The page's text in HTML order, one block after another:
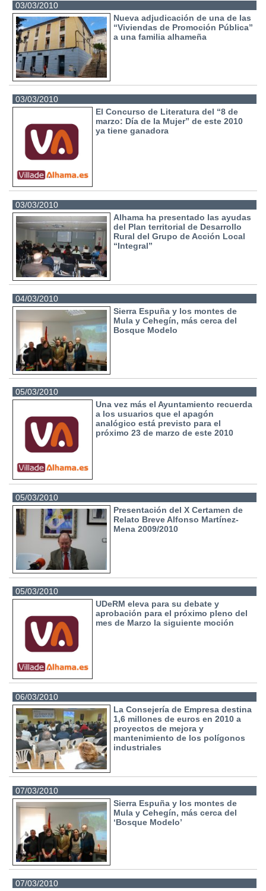
03/03/2010
Nueva adjudicación de una de las
“Viviendas de Promoción Pública”
a una familia alhameña
03/03/2010
El Concurso de Literatura del “8 de
marzo: Día de la Mujer” de este 2010
ya tiene ganadora
03/03/2010
Alhama ha presentado las ayudas
del Plan territorial de Desarrollo
Rural del Grupo de Acción Local
“Integral”
04/03/2010
Sierra Espuña y los montes de
Mula y Cehegín, más cerca del
Bosque Modelo
05/03/2010
Una vez más el Ayuntamiento recuerda
a los usuarios que el apagón
analógico está previsto para el
próximo 23 de marzo de este 2010
05/03/2010
Presentación del X Certamen de
Relato Breve Alfonso Martínez-
Mena 2009/2010
05/03/2010
UDeRM eleva para su debate y
aprobación para el próximo pleno del
mes de Marzo la siguiente moción
06/03/2010
La Consejería de Empresa destina
1,6 millones de euros en 2010 a
proyectos de mejora y
mantenimiento de los polígonos
industriales
07/03/2010
Sierra Espuña y los montes de
Mula y Cehegín, más cerca del
‘Bosque Modelo’
07/03/2010